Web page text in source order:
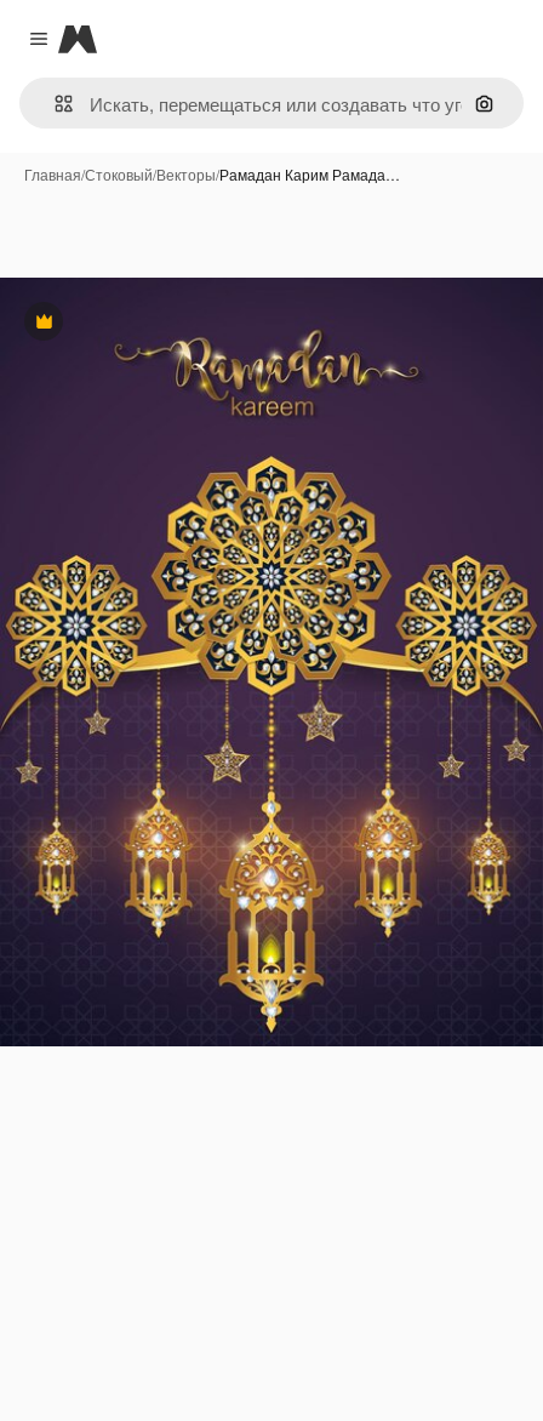
Close menu
Magnific
Поиск
Главная/Стоковый/Векторы/Рамадан Карим Рамада…
Премиум